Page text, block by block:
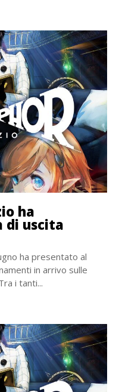
ha
di uscita
ha presentato al
in arrivo sulle
i tanti...